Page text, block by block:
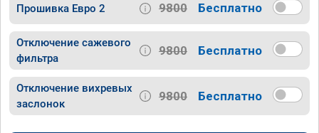
Прошивка Евро 2 9800 Бесплатно
Отключение сажевого
фильтра
9800 Бесплатно
Отключение вихревых
заслонок
9800 Бесплатно